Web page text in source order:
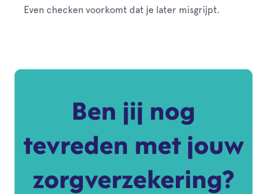
Even checken voorkomt dat je later misgrijpt.